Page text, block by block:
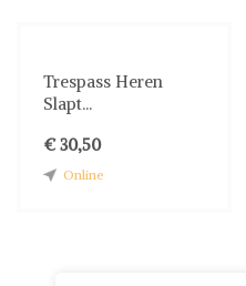
Trespass Heren
Slapt...
€ 30,50
Online